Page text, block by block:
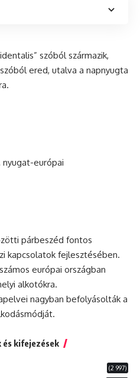
szóból származik,
ered, utalva a napnyugta
nyugat-európai
párbeszéd fontos
kapcsolatok fejlesztésében.
európai országban
alkotókra.
nagyban befolyásolták a
kifejezések
(2 997)